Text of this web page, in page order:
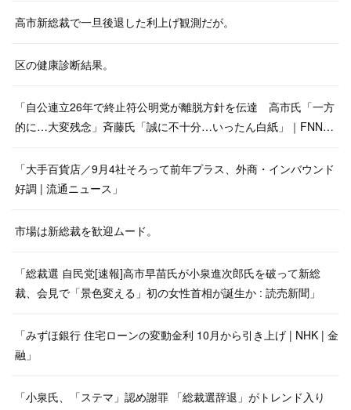
高市新総裁で一旦後退した利上げ観測だが。
区の健康診断結果。
「自公連立26年で終止符公明党が離脱方針を伝達 高市氏「一方
的に…大変残念」斉藤氏「誠に不十分…いったん白紙」｜FNN…
「大手百貨店／9月4社そろって前年プラス、外商・インバウンド
好調 | 流通ニュース」
市場は新総裁を歓迎ムード。
「総裁選 自民党[速報]高市早苗氏が小泉進次郎氏を破って新総
裁、会見で「景色変える」初の女性首相が誕生か : 読売新聞」
「みずほ銀行 住宅ローンの変動金利 10月から引き上げ | NHK | 金
融」
「小泉氏、「ステマ」認め謝罪 「総裁選辞退」がトレンド入り